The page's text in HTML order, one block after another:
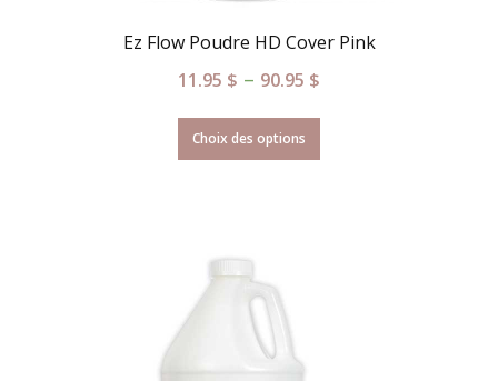
Ez Flow Poudre HD Cover Pink
11.95 $ – 90.95 $
Choix des options